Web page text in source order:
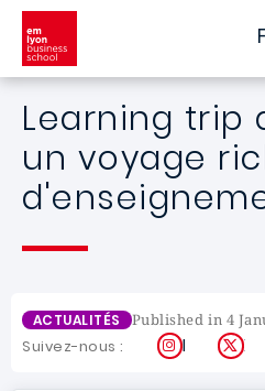
Skip to main content
Learning trip
un voyage
ACTUALITÉS Published in 4
Suivez-nous : Instagram
X